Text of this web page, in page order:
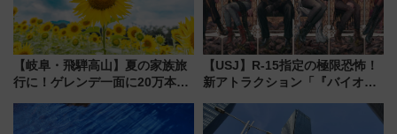
【岐阜・飛騨高山】夏の家族旅
行に！ゲレンデ一面に20万本の
アひまわり園」開園
【USJ】R-15指定の極限恐怖！
新アトラクション「『バイオハ
ブ」今秋登場 ―予測不能の恐